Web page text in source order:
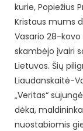
kurie, Popiežius
Kristaus mums
Vasario 28-
skambėjo įvairi
Lietuvos. Šių
Liaudanskaitė-
„Veritas“
dėka,
nuostabiomis